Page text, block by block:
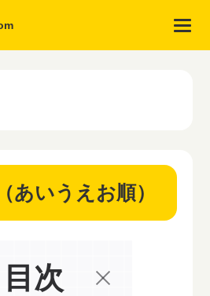
あいうえお順）
目次